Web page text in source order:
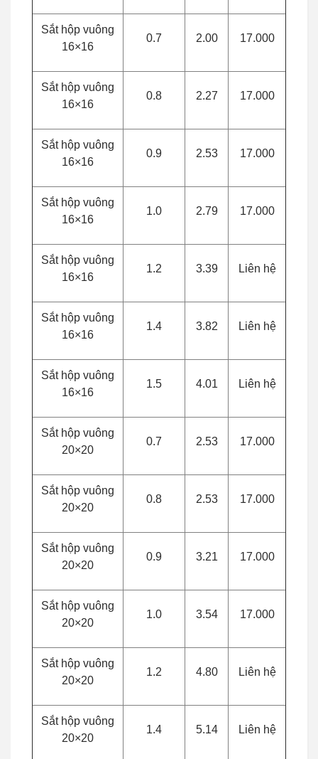
Sắt hộp vuông
16×16
0.7 2.00 17.000
Sắt hộp vuông
16×16
0.8 2.27 17.000
Sắt hộp vuông
16×16
0.9 2.53 17.000
Sắt hộp vuông
16×16
1.0 2.79 17.000
Sắt hộp vuông
16×16
1.2 3.39 Liên hệ
Sắt hộp vuông
16×16
1.4 3.82 Liên hệ
Sắt hộp vuông
16×16
1.5 4.01 Liên hệ
Sắt hộp vuông
20×20
0.7 2.53 17.000
Sắt hộp vuông
20×20
0.8 2.53 17.000
Sắt hộp vuông
20×20
0.9 3.21 17.000
Sắt hộp vuông
20×20
1.0 3.54 17.000
Sắt hộp vuông
20×20
1.2 4.80 Liên hệ
Sắt hộp vuông
20×20
1.4 5.14 Liên hệ